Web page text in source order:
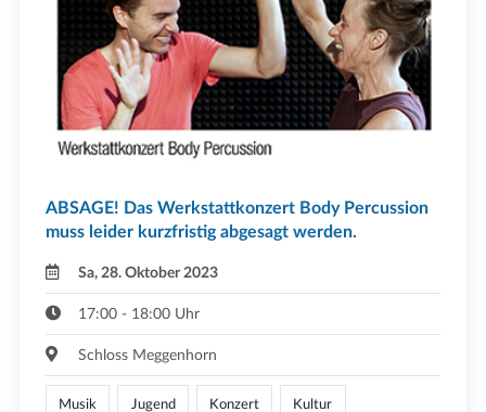
ABSAGE! Das Werkstattkonzert Body Percussion
muss leider kurzfristig abgesagt werden.
Sa, 28. Oktober 2023
17:00 - 18:00 Uhr
Schloss Meggenhorn
Musik Jugend Konzert Kultur